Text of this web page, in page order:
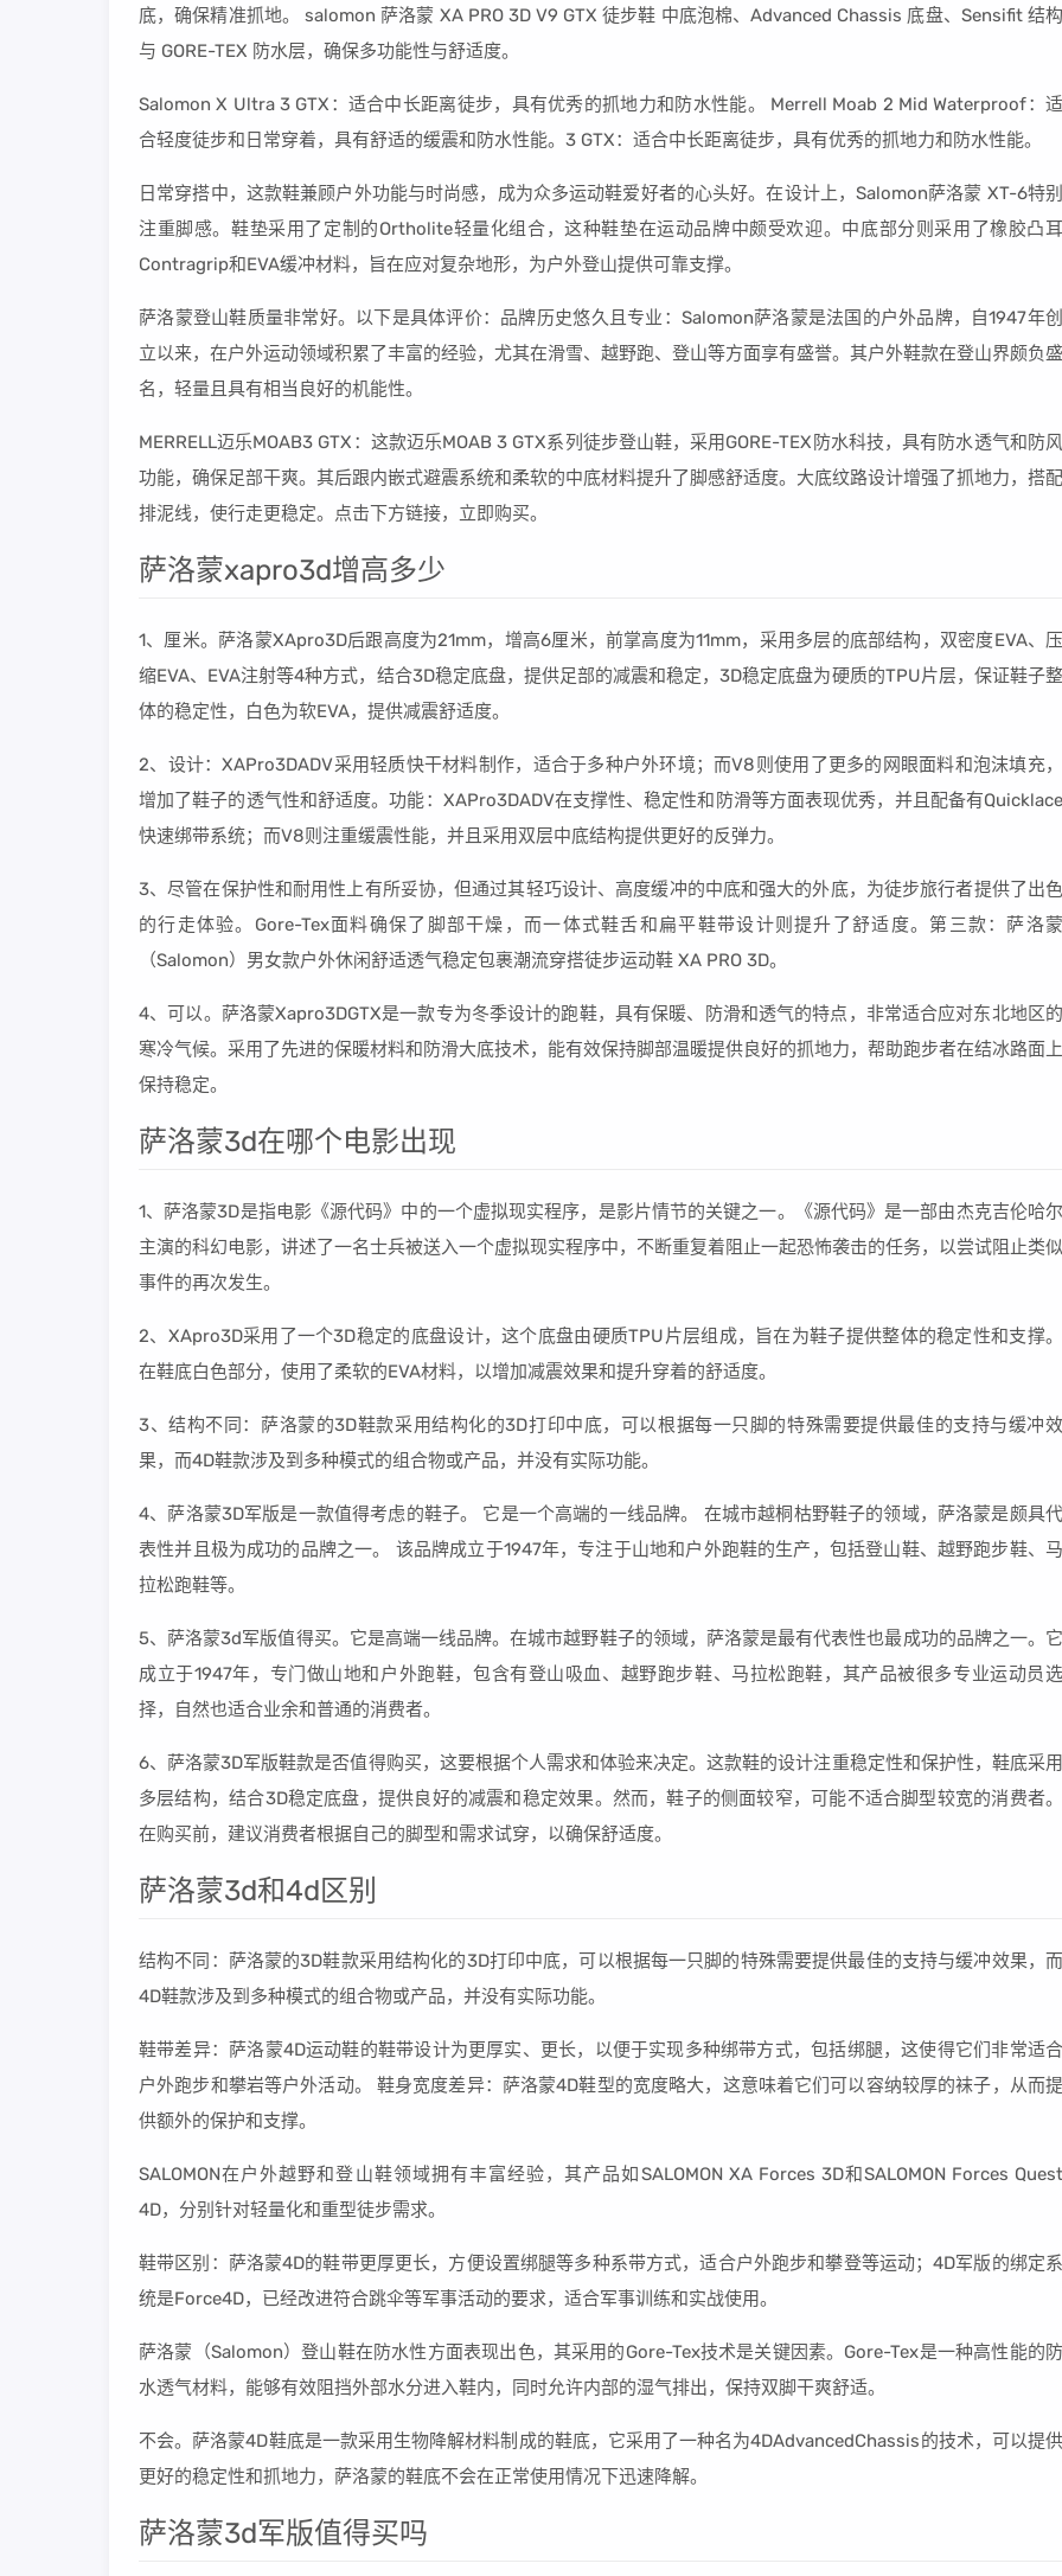
底，确保精准抓地。 salomon 萨洛蒙 XA PRO 3D V9 GTX 徒步鞋 中底泡棉、Advanced Chassis 底盘、Sensifit 结构
与 GORE-TEX 防水层，确保多功能性与舒适度。
Salomon X Ultra 3 GTX：适合中长距离徒步，具有优秀的抓地力和防水性能。 Merrell Moab 2 Mid Waterproof：适
合轻度徒步和日常穿着，具有舒适的缓震和防水性能。3 GTX：适合中长距离徒步，具有优秀的抓地力和防水性能。
日常穿搭中，这款鞋兼顾户外功能与时尚感，成为众多运动鞋爱好者的心头好。在设计上，Salomon萨洛蒙 XT-6特别
注重脚感。鞋垫采用了定制的Ortholite轻量化组合，这种鞋垫在运动品牌中颇受欢迎。中底部分则采用了橡胶凸耳
Contragrip和EVA缓冲材料，旨在应对复杂地形，为户外登山提供可靠支撑。
萨洛蒙登山鞋质量非常好。以下是具体评价：品牌历史悠久且专业：Salomon萨洛蒙是法国的户外品牌，自1947年创
立以来，在户外运动领域积累了丰富的经验，尤其在滑雪、越野跑、登山等方面享有盛誉。其户外鞋款在登山界颇负盛
名，轻量且具有相当良好的机能性。
MERRELL迈乐MOAB3 GTX：这款迈乐MOAB 3 GTX系列徒步登山鞋，采用GORE-TEX防水科技，具有防水透气和防风
功能，确保足部干爽。其后跟内嵌式避震系统和柔软的中底材料提升了脚感舒适度。大底纹路设计增强了抓地力，搭配
排泥线，使行走更稳定。点击下方链接，立即购买。
萨洛蒙xapro3d增高多少
1、厘米。萨洛蒙XApro3D后跟高度为21mm，增高6厘米，前掌高度为11mm，采用多层的底部结构，双密度EVA、压
缩EVA、EVA注射等4种方式，结合3D稳定底盘，提供足部的减震和稳定，3D稳定底盘为硬质的TPU片层，保证鞋子整
体的稳定性，白色为软EVA，提供减震舒适度。
2、设计：XAPro3DADV采用轻质快干材料制作，适合于多种户外环境；而V8则使用了更多的网眼面料和泡沫填充，
增加了鞋子的透气性和舒适度。功能：XAPro3DADV在支撑性、稳定性和防滑等方面表现优秀，并且配备有Quicklace
快速绑带系统；而V8则注重缓震性能，并且采用双层中底结构提供更好的反弹力。
3、尽管在保护性和耐用性上有所妥协，但通过其轻巧设计、高度缓冲的中底和强大的外底，为徒步旅行者提供了出色
的行走体验。Gore-Tex面料确保了脚部干燥，而一体式鞋舌和扁平鞋带设计则提升了舒适度。第三款：萨洛蒙
（Salomon）男女款户外休闲舒适透气稳定包裹潮流穿搭徒步运动鞋 XA PRO 3D。
4、可以。萨洛蒙Xapro3DGTX是一款专为冬季设计的跑鞋，具有保暖、防滑和透气的特点，非常适合应对东北地区的
寒冷气候。采用了先进的保暖材料和防滑大底技术，能有效保持脚部温暖提供良好的抓地力，帮助跑步者在结冰路面上
保持稳定。
萨洛蒙3d在哪个电影出现
1、萨洛蒙3D是指电影《源代码》中的一个虚拟现实程序，是影片情节的关键之一。《源代码》是一部由杰克吉伦哈尔
主演的科幻电影，讲述了一名士兵被送入一个虚拟现实程序中，不断重复着阻止一起恐怖袭击的任务，以尝试阻止类似
事件的再次发生。
2、XApro3D采用了一个3D稳定的底盘设计，这个底盘由硬质TPU片层组成，旨在为鞋子提供整体的稳定性和支撑。
在鞋底白色部分，使用了柔软的EVA材料，以增加减震效果和提升穿着的舒适度。
3、结构不同：萨洛蒙的3D鞋款采用结构化的3D打印中底，可以根据每一只脚的特殊需要提供最佳的支持与缓冲效
果，而4D鞋款涉及到多种模式的组合物或产品，并没有实际功能。
4、萨洛蒙3D军版是一款值得考虑的鞋子。 它是一个高端的一线品牌。 在城市越桐枯野鞋子的领域，萨洛蒙是颇具代
表性并且极为成功的品牌之一。 该品牌成立于1947年，专注于山地和户外跑鞋的生产，包括登山鞋、越野跑步鞋、马
拉松跑鞋等。
5、萨洛蒙3d军版值得买。它是高端一线品牌。在城市越野鞋子的领域，萨洛蒙是最有代表性也最成功的品牌之一。它
成立于1947年，专门做山地和户外跑鞋，包含有登山吸血、越野跑步鞋、马拉松跑鞋，其产品被很多专业运动员选
择，自然也适合业余和普通的消费者。
6、萨洛蒙3D军版鞋款是否值得购买，这要根据个人需求和体验来决定。这款鞋的设计注重稳定性和保护性，鞋底采用
多层结构，结合3D稳定底盘，提供良好的减震和稳定效果。然而，鞋子的侧面较窄，可能不适合脚型较宽的消费者。
在购买前，建议消费者根据自己的脚型和需求试穿，以确保舒适度。
萨洛蒙3d和4d区别
结构不同：萨洛蒙的3D鞋款采用结构化的3D打印中底，可以根据每一只脚的特殊需要提供最佳的支持与缓冲效果，而
4D鞋款涉及到多种模式的组合物或产品，并没有实际功能。
鞋带差异：萨洛蒙4D运动鞋的鞋带设计为更厚实、更长，以便于实现多种绑带方式，包括绑腿，这使得它们非常适合
户外跑步和攀岩等户外活动。 鞋身宽度差异：萨洛蒙4D鞋型的宽度略大，这意味着它们可以容纳较厚的袜子，从而提
供额外的保护和支撑。
SALOMON在户外越野和登山鞋领域拥有丰富经验，其产品如SALOMON XA Forces 3D和SALOMON Forces Quest
4D，分别针对轻量化和重型徒步需求。
鞋带区别：萨洛蒙4D的鞋带更厚更长，方便设置绑腿等多种系带方式，适合户外跑步和攀登等运动；4D军版的绑定系
统是Force4D，已经改进符合跳伞等军事活动的要求，适合军事训练和实战使用。
萨洛蒙（Salomon）登山鞋在防水性方面表现出色，其采用的Gore-Tex技术是关键因素。Gore-Tex是一种高性能的防
水透气材料，能够有效阻挡外部水分进入鞋内，同时允许内部的湿气排出，保持双脚干爽舒适。
不会。萨洛蒙4D鞋底是一款采用生物降解材料制成的鞋底，它采用了一种名为4DAdvancedChassis的技术，可以提供
更好的稳定性和抓地力，萨洛蒙的鞋底不会在正常使用情况下迅速降解。
萨洛蒙3d军版值得买吗